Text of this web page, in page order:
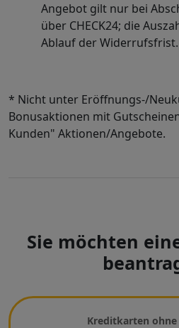
Angebot gilt nur bei
über CHECK24; die
Ablauf der Widerrufsfrist.
* Nicht unter Eröffnungs-/
Bonusaktionen mit
Kunden" Aktionen/Angebote.
Sie möchten
Wählen Sie eine
Kreditkarten